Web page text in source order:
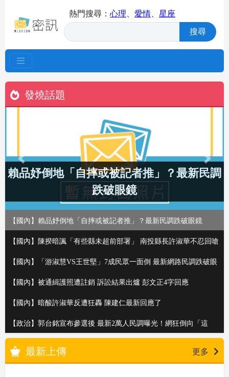
熱門搜尋： 心理 愛情 星座
搜尋
發燒話題
賴品妤倒地「自摔或被記者推」？最新民調
跌破眼鏡
Previous Next
【國內】賴品妤倒地「自摔或被記者推」？最新民調跌破眼鏡
【國內】陳揆暗諷「有些縣未超前部署」 南投縣長許淑華不忍回嗆
【國內】「游淑慧VS王世堅」7成民眾一面倒 最新網路民調跌破眼
【國內】被通緝護照遭註銷 訴訟結果出爐 彭文正4字回應
【國內】暗酸許淑華反遭狂轟 陳建仁最新回應了
【政治】郭台銘宣布參選後 最新2萬人民調曝光！網狂倒向「這
人」
最新上傳 更多